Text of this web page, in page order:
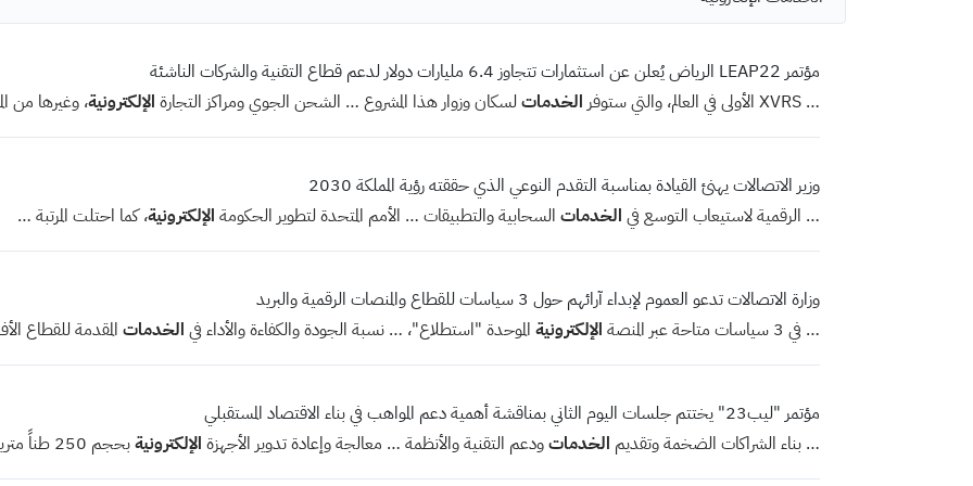
الشكاوى والمقترحات
tabs
مؤتمر LEAP22 الرياض يُعلن عن استثمارات تتجاوز 6.4 مليارات دولار لدعم قطاع التقنية والشركات الناشئة
… XVRS الأولى في العالم، والتي ستوفر
الخدماتلسكان وزوار هذا المشروع … الشحن الجوي ومراكز التجارة الإلكترونية، وغيرها من
وزير الاتصالات يهنئ القيادة بمناسبة التقدم النوعي الذي حققته رؤية المملكة 2030
… الرقمية لاستيعاب التوسع في الخدمات السحابية والتطبيقات … الأمم المتحدة لتطوير الحكومة الإلكترونية، كما احتلت المرتبة …
وزارة الاتصالات تدعو العموم لإبداء آرائهم حول 3 سياسات للقطاع والمنصات الرقمية والبريد
… في 3 سياسات متاحة عبر المنصة
الإلكترونية الموحدة "استطلاع"، … نسبة الجودة والكفاءة والأداء في الخدمات المقدمة للقطاع
مؤتمر "ليب23" يختتم جلسات اليوم الثاني بمناقشة أهمية دعم المواهب في بناء الاقتصاد المستقبلي
… بناء الشراكات الضخمة وتقديم الخدماتودعم التقنية والأنظمة … معالجة وإعادة تدوير الأجهزة الإلكترونيةبحجم 250 طناً مترياً …